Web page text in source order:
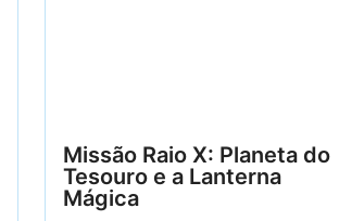
Missão Raio X: Planeta do
Tesouro e a Lanterna
Mágica